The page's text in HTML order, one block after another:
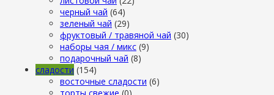
черный чай (64)
зеленый чай (29)
фруктовый / травяной чай (30)
наборы чая / микс (9)
подарочный чай (8)
сладости (154)
восточные сладости (6)